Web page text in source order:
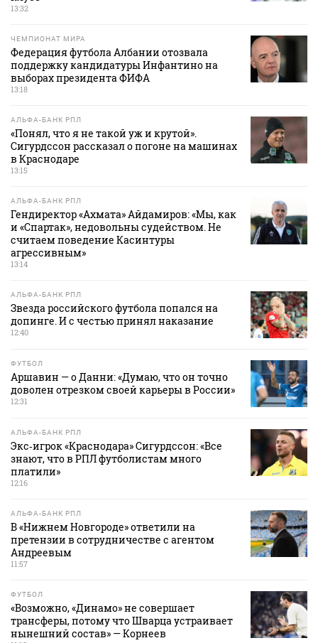
13:32
ЧЕМПИОНАТ МИРА
Федерация футбола Албании отозвала
поддержку кандидатуры Инфантино на
выборах президента ФИФА
13:18
АЛЬФА-БАНК РПЛ
«Понял, что я не такой уж и крутой».
Сигурдссон рассказал о погоне на машинах
в Краснодаре
13:15
АЛЬФА-БАНК РПЛ
Гендиректор «Ахмата» Айдамиров: «Мы, как
и «Спартак», недовольны судейством. Не
считаем поведение Касинтуры
агрессивным»
13:14
АЛЬФА-БАНК РПЛ
Звезда российского футбола попался на
допинге. И с честью принял наказание
12:40
ФУТБОЛ
Аршавин — о Данни: «Думаю, что он точно
доволен отрезком своей карьеры в России»
12:31
АЛЬФА-БАНК РПЛ
Экс‑игрок «Краснодара» Сигурдссон: «Все
знают, что в РПЛ футболистам много
платили»
12:16
АЛЬФА-БАНК РПЛ
В «Нижнем Новгороде» ответили на
претензии в сотрудничестве с агентом
Андреевым
11:57
ФУТБОЛ
«Возможно, «Динамо» не совершает
трансферы, потому что Шварца устраивает
нынешний состав» — Корнеев